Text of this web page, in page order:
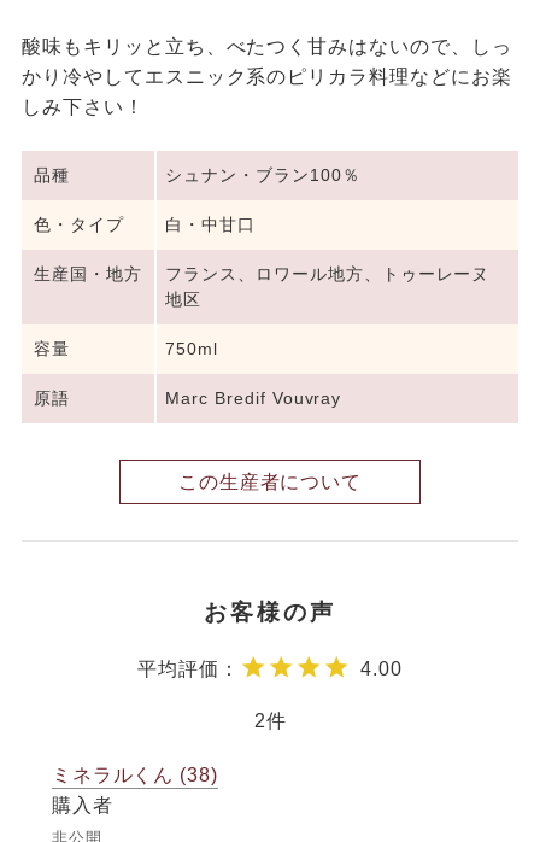
酸味もキリッと立ち、べたつく甘みはないので、しっ
かり冷やしてエスニック系のピリカラ料理などにお楽
しみ下さい！
品種 シュナン・ブラン100％
色・タイプ 白・中甘口
生産国・地方
フランス、ロワール地方、トゥーレーヌ
地区
容量 750ml
原語 Marc Bredif Vouvray
この生産者について
4.00
2
ミネラルくん
38
購入者
非公開